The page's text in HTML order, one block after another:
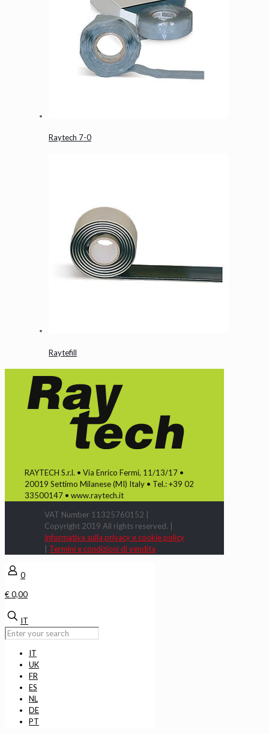
Raytech 7-0
Raytefill
RAYTECH S.r.l. • Via Enrico Fermi, 11/13/17 •
20019 Settimo Milanese (MI) Italy • Tel.: +39 02
33500147 • www.raytech.it
VAT Number 11325760152 |
Copyright 2019 All rights reserved. |
Informativa sulla privacy e cookie policy
Termini e condizioni di vendita
0
€ 0,00
IT
IT
UK
FR
ES
NL
DE
PT